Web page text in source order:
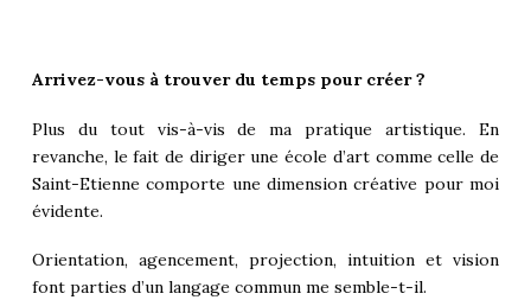
Arrivez-vous à trouver du temps pour créer ?
Plus du tout vis-à-vis de ma pratique artistique. En
revanche, le fait de diriger une école d’art comme celle de
Saint-Etienne comporte une dimension créative pour moi
évidente.
Orientation, agencement, projection, intuition et vision
font parties d’un langage commun me semble-t-il.